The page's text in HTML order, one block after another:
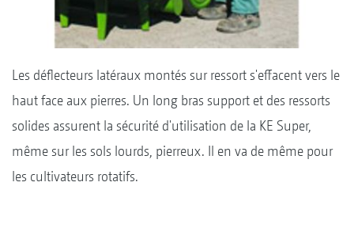
Les déflecteurs latéraux montés sur ressort s'effacent vers le
haut face aux pierres. Un long bras support et des ressorts
solides assurent la sécurité d'utilisation de la KE Super,
même sur les sols lourds, pierreux. Il en va de même pour
les cultivateurs rotatifs.